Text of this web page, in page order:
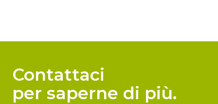
Contattaci
per saperne di più.